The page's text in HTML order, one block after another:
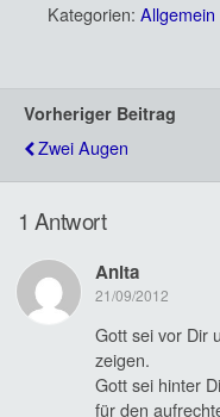
Kategorien: Allgemein
Vorheriger Beitrag
Zwei Augen
1 Antwort
Anita
21/09/2012
Gott sei vor Dir
zeigen.
Gott sei hinter
für den